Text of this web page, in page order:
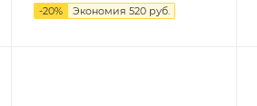
-20% Экономия 520руб.